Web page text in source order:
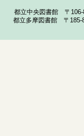
都立中央図書館 〒
都立多摩図書館 〒185-